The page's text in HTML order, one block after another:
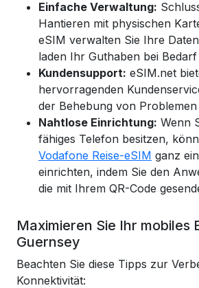
Einfache Verwaltung:
Hantieren mit physischen
eSIM verwalten Sie Ihre
laden Ihr Guthaben bei
Kundensupport: eSIM.net
hervorragenden
der Behebung von Problemen
Nahtlose Einrichtung: Wenn
fähiges Telefon besitzen,
Vodafone Reise-eSIM ganz
einrichten, indem Sie den
die mit Ihrem QR-Code
Maximieren Sie Ihr mobiles
Guernsey
Beachten Sie diese Tipps zur
Konnektivität: